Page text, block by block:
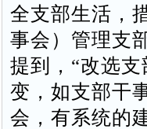
全支部生活，
事会）管理支
提到，“改选
变，如支部干
会，有系统的